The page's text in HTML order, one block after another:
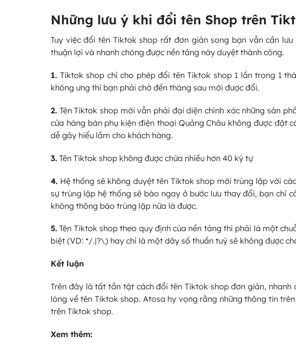
Những lưu ý khi đổi tên Shop trên
Tuy việc đổi tên Tiktok shop rất đơn giản song bạn vẫn cần
thuận lợi và nhanh chóng được nền tảng này duyệt thành công.
1. Tiktok shop chỉ cho phép đổi tên Tiktok shop 1 lần trong 1
không ưng thì bạn phải chờ đến tháng sau mới được đổi.
2. Tên Tiktok shop mới vẫn phải đại diện chính xác những sản
cửa hàng bán phụ kiện điện thoại Quảng Châu không được đặt
dễ gây hiểu lầm cho khách hàng.
3. Tên Tiktok shop không được chứa nhiều hơn 40 ký tự
4. Hệ thống sẽ không duyệt tên Tiktok shop mới trùng lặp với
sự trùng lặp hệ thống sẽ báo ngay ở bước lưu thay đổi, bạn chỉ
không thông báo trùng lặp nữa là được.
5. Tên Tiktok shop theo quy định của nền tảng thì phải là một
biệt (VD: */.|?\) hay chỉ là một dãy số thuần tuý sẽ không được
Kết luận
Trên đây là tất tần tật cách đổi tên Tiktok shop đơn giản,
lòng về tên Tiktok shop. Atosa hy vọng rằng những thông tin
trên Tiktok shop.
Xem thêm: